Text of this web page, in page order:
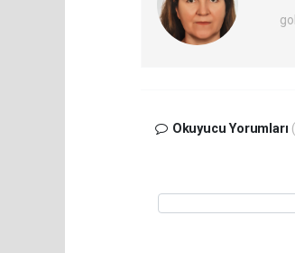
Okuyucu Yorumları